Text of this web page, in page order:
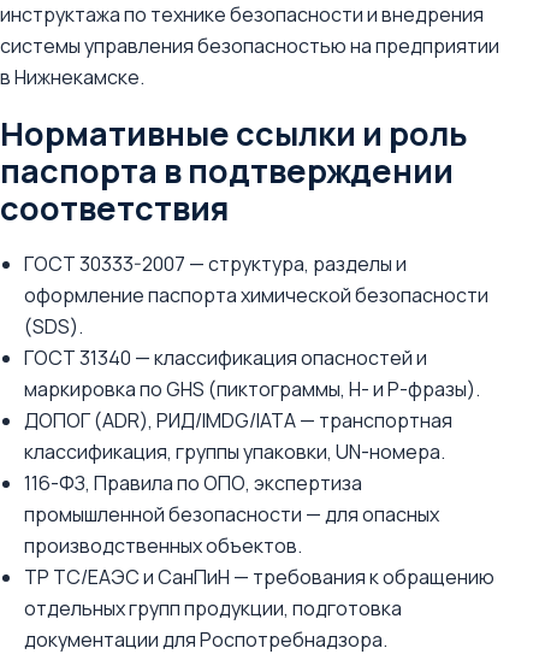
инструктажа по технике безопасности и внедрения
системы управления безопасностью на предприятии
в Нижнекамске.
Нормативные ссылки и роль
паспорта в подтверждении
соответствия
ГОСТ 30333-2007 — структура, разделы и
оформление паспорта химической безопасности
(SDS).
ГОСТ 31340 — классификация опасностей и
маркировка по GHS (пиктограммы, H- и P-фразы).
ДОПОГ (ADR), РИД/IMDG/IATA — транспортная
классификация, группы упаковки, UN-номера.
116-ФЗ, Правила по ОПО, экспертиза
промышленной безопасности — для опасных
производственных объектов.
ТР ТС/ЕАЭС и СанПиН — требования к обращению
отдельных групп продукции, подготовка
документации для Роспотребнадзора.